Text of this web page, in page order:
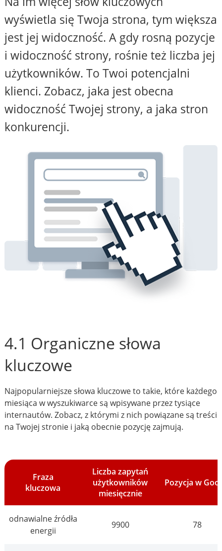
wyświetla się Twoja strona, tym większa
jest jej widoczność. A gdy rosną pozycje
i widoczność strony, rośnie też liczba jej
użytkowników. To Twoi potencjalni
klienci. Zobacz, jaka jest obecna
widoczność Twojej strony, a jaka stron
konkurencji.
4.1 Organiczne słowa
kluczowe
Najpopularniejsze słowa kluczowe to takie, które każdego
miesiąca w wyszukiwarce są wpisywane przez tysiące
internautów. Zobacz, z którymi z nich powiązane są treści
na Twojej stronie i jaką obecnie pozycję zajmują.
Fraza
kluczowa
Liczba zapytań
użytkowników
miesięcznie
Pozycja w
odnawialne źródła
energii
9900 78